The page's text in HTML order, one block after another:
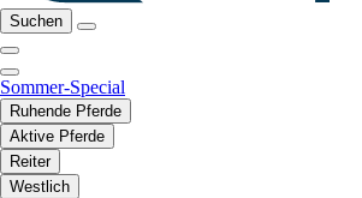
Suchen
Sommer-Special
Ruhende Pferde
Aktive Pferde
Reiter
Westlich